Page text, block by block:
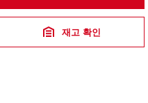
재고 확인